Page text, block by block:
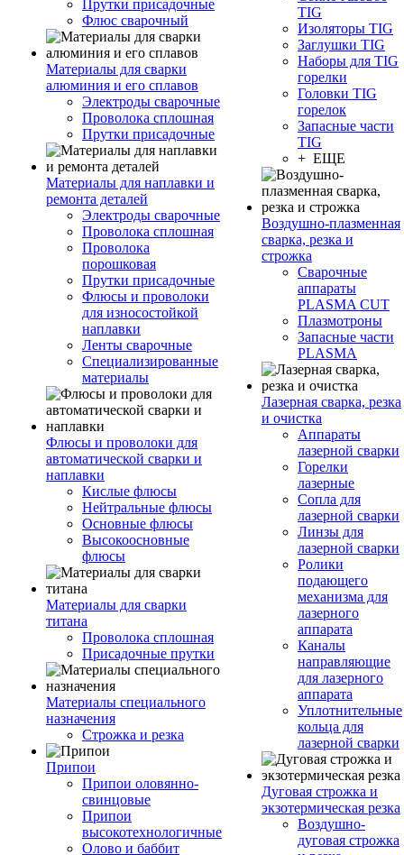
Прутки присадочные
Флюс сварочный
Материалы для сварки
алюминия и его сплавов
Электроды сварочные
Проволока сплошная
Прутки присадочные
Материалы для наплавки и
ремонта деталей
Электроды сварочные
Проволока сплошная
Проволока
порошковая
Прутки присадочные
Флюсы и проволоки
для износостойкой
наплавки
Ленты сварочные
Специализированные
материалы
Флюсы и проволоки для
автоматической сварки и
наплавки
Кислые флюсы
Нейтральные флюсы
Основные флюсы
Высокоосновные
флюсы
Материалы для сварки
титана
Проволока сплошная
Присадочные прутки
Материалы специального
назначения
Строжка и резка
Припои
Припои оловянно-
свинцовые
Припои
высокотехнологичные
Олово и баббит
TIG
Изоляторы TIG
Заглушки TIG
Наборы для TIG
горелки
Головки TIG
горелок
Запасные части
TIG
+ ЕЩЕ
Воздушно-плазменная
сварка, резка и
строжка
Сварочные
аппараты
PLASMA CUT
Плазмотроны
Запасные части
PLASMA
Лазерная сварка, резка
и очистка
Аппараты
лазерной сварки
Горелки
лазерные
Сопла для
лазерной сварки
Линзы для
лазерной сварки
Ролики
подающего
механизма для
лазерного
аппарата
Каналы
направляющие
для лазерного
аппарата
Уплотнительные
кольца для
лазерной сварки
Дуговая строжка и
экзотермическая резка
Воздушно-
дуговая строжка